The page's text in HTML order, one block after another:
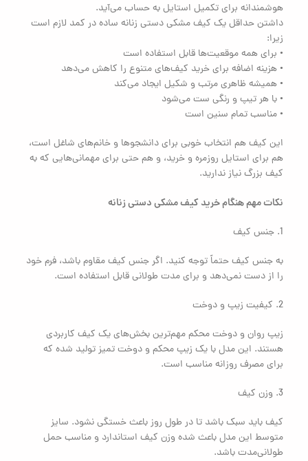
هوشمندانه برای تکمیل استایل به حساب می‌آید.
داشتن حداقل یک کیف مشکی دستی زنانه ساده در کمد لازم است
زیرا:
• برای همه موقعیت‌ها قابل استفاده است
• هزینه اضافه برای خرید کیف‌های متنوع را کاهش می‌دهد
• همیشه ظاهری مرتب و شکیل ایجاد می‌کند
• با هر تیپ و رنگی ست می‌شود
• مناسب تمام سنین است
این کیف هم انتخاب خوبی برای دانشجوها و خانم‌های شاغل است،
هم برای استایل روزمره و خرید، و هم حتی برای مهمانی‌هایی که به
کیف بزرگ نیاز ندارید.
نکات مهم هنگام خرید کیف مشکی دستی زنانه
1. جنس کیف
به جنس کیف حتماً توجه کنید. اگر جنس کیف مقاوم باشد، فرم خود
را از دست نمی‌دهد و برای مدت طولانی قابل استفاده است.
2. کیفیت زیپ و دوخت
زیپ روان و دوخت محکم مهم‌ترین بخش‌های یک کیف کاربردی
هستند. این مدل با یک زیپ محکم و دوخت تمیز تولید شده که
برای مصرف روزانه مناسب است.
3. وزن کیف
کیف باید سبک باشد تا در طول روز باعث خستگی نشود. سایز
متوسط این مدل باعث شده وزن کیف استاندارد و مناسب حمل
طولانی‌مدت باشد.